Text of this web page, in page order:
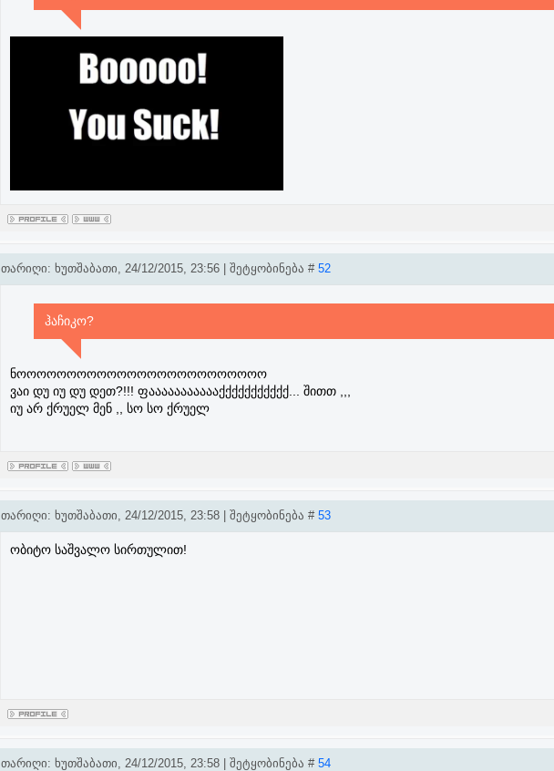
თარიღი: ხუთშაბათი, 24/12/2015, 23:56 | შეტყობინება # 52
ჰაჩიკო?
ნოოოოოოოოოოოოოოოოოოოოოოოოო
ვაი დუ იუ დუ დეთ?!!! ფაააააააააააქქქქქქქქქქქ... შითთ ,,,
იუ არ ქრუელ მენ ,, სო სო ქრუელ
თარიღი: ხუთშაბათი, 24/12/2015, 23:58 | შეტყობინება # 53
ობიტო საშვალო სირთულით!
თარიღი: ხუთშაბათი, 24/12/2015, 23:58 | შეტყობინება # 54